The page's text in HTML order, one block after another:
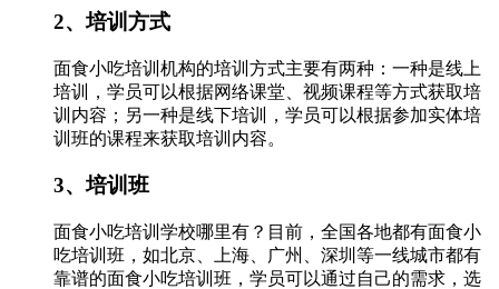
2、培训方式
面食小吃培训机构的培训方式主要有两种：一种是线上
培训，学员可以根据网络课堂、视频课程等方式获取培
训内容；另一种是线下培训，学员可以根据参加实体培
训班的课程来获取培训内容。
3、培训班
面食小吃培训学校哪里有？目前，全国各地都有面食小
吃培训班，如北京、上海、广州、深圳等一线城市都有
靠谱的面食小吃培训班，学员可以通过自己的需求，选